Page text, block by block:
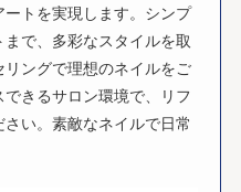
トを実現します。シンプ
で、多彩なスタイルを取
ングで理想のネイルをご
きるサロン環境で、リフ
い。素敵なネイルで日常